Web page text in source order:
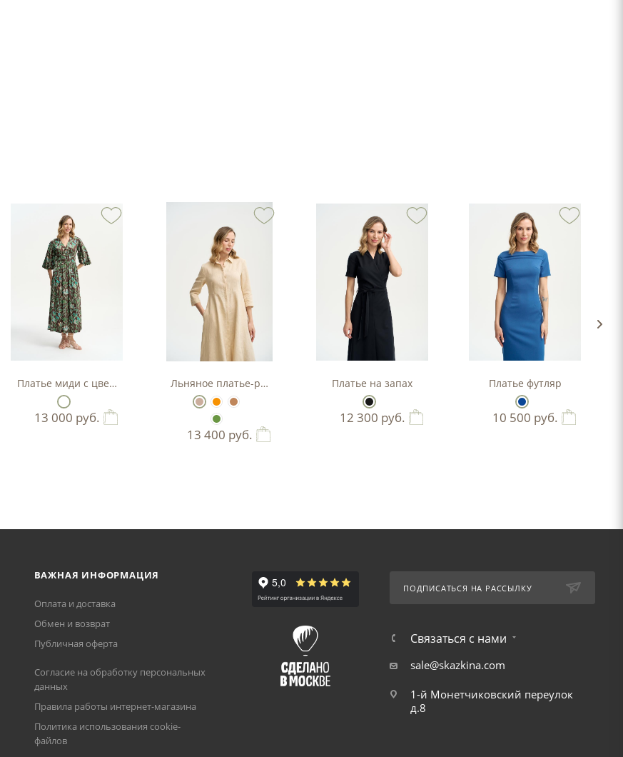
Платье миди с цветочным принтом
13 000 руб.
Льняное платье-рубашка А-силуэта
13 400 руб.
Платье на запах
12 300 руб.
Платье футляр
10 500 руб.
ВАЖНАЯ ИНФОРМАЦИЯ
Оплата и доставка
Обмен и возврат
Публичная оферта
Согласие на обработку персональных
данных
Правила работы интернет-магазина
Политика использования cookie-
файлов
ПОДПИСАТЬСЯ НА РАССЫЛКУ
Связаться с нами
sale@skazkina.com
1-й Монетчиковский переулок
д.8